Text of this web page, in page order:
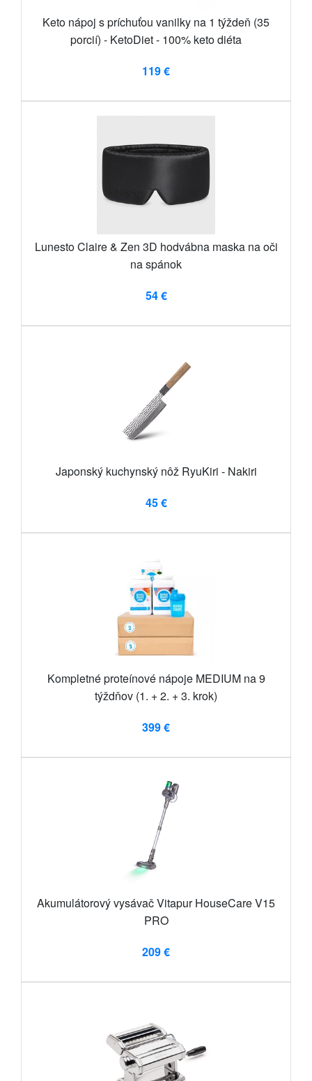
Keto nápoj s príchuťou vanilky na 1 týždeň (35
porcií) - KetoDiet - 100% keto diéta
119 €
Lunesto Claire & Zen 3D hodvábna maska ​​na oči
na spánok
54 €
Japonský kuchynský nôž RyuKiri - Nakiri
45 €
Kompletné proteínové nápoje MEDIUM na 9
týždňov (1. + 2. + 3. krok)
399 €
Akumulátorový vysávač Vitapur HouseCare V15
PRO
209 €